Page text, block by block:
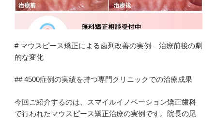
# マウスピース矯正による歯列改善の実例 – 治療前後の劇
的な変化
## 4500症例の実績を持つ専門クリニックでの治療成果
今回ご紹介するのは、スマイルイノベーション矯正歯科
で行われたマウスピース矯正治療の実例です。院長の尾